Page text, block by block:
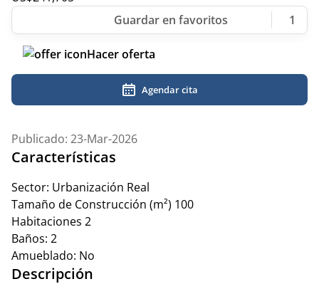
1
Hacer oferta
Agendar cita
Publicado: 23-Mar-2026
Características
Sector: Urbanización Real
Tamaño de Construcción (m²) 100
Habitaciones 2
Baños: 2
Amueblado: No
Descripción